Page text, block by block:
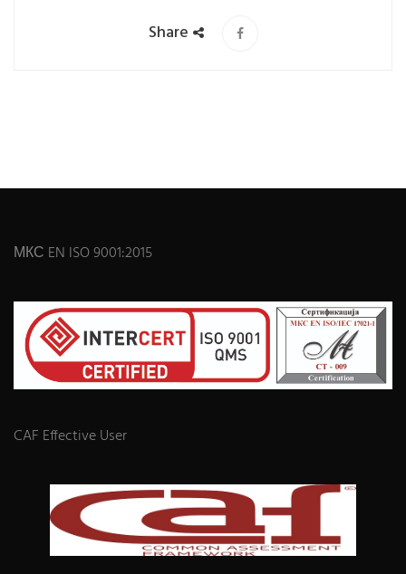
Share
МКС EN ISO 9001:2015
CAF Effective User